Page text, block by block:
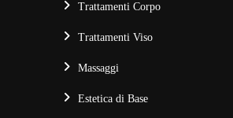
Trattamenti Corpo
Trattamenti Viso
Massaggi
Estetica di Base